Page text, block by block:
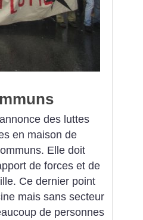
des luttes
en maison de
Elle doit
de forces et de
Ce dernier point
mais sans secteur
de personnes